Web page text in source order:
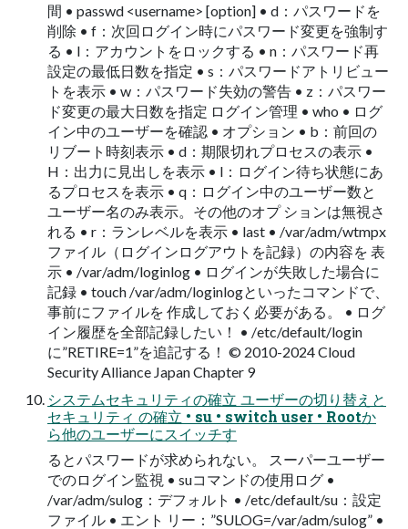
間 • passwd <username> [option] • d：パスワードを
削除 • f：次回ログイン時にパスワード変更を強制す
る • l：アカウントをロックする • n：パスワード再
設定の最低日数を指定 • s：パスワードアトリビュー
トを表示 • w：パスワード失効の警告 • z：パスワー
ド変更の最大日数を指定 ログイン管理 • who • ログ
イン中のユーザーを確認 • オプション • b：前回の
リブート時刻表示 • d：期限切れプロセスの表示 •
H：出力に見出しを表示 • l：ログイン待ち状態にあ
るプロセスを表示 • q：ログイン中のユーザー数と
ユーザー名のみ表示。その他のオプ ションは無視さ
れる • r：ランレベルを表示 • last • /var/adm/wtmpx
ファイル（ログインログアウトを記録）の内容を 表
示 • /var/adm/loginlog • ログインが失敗した場合に
記録 • touch /var/adm/loginlogといったコマンドで、
事前にファイルを 作成しておく必要がある。 • ログ
イン履歴を全部記録したい！ • /etc/default/login
に”RETIRE=1”を追記する！ © 2010-2024 Cloud
Security Alliance Japan Chapter 9
システムセキュリティの確立 ユーザーの切り替えと
セキュリティ の確立 • su • switch user • Rootか
ら他のユーザーにスイッチす
るとパスワードが求められない。 スーパーユーザー
でのログイン監視 • suコマンドの使用ログ •
/var/adm/sulog：デフォルト • /etc/default/su：設定
ファイル • エント リー：”SULOG=/var/adm/sulog” •